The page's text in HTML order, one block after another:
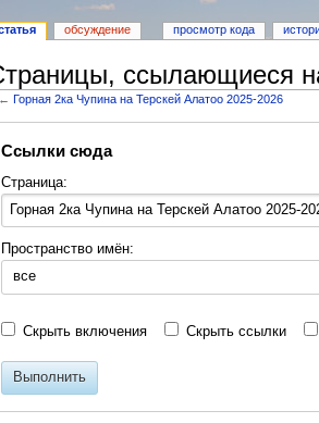
ссылающиеся
← Горная 2ка Чупина на Терскей Алатоо 2025-2026
Ссылки сюда
Страница:
Пространство имён:
все
Скрыть включения Скрыть ссылки
Выполнить
обсуждение просмотр кода